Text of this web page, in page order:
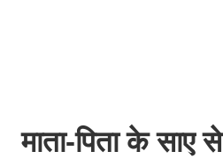
माता-पिता के साए